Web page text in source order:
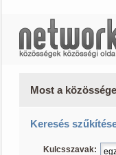
Most a
Keresés
Kulcsszavak: